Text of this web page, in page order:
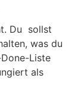
Du sollst
was du
Liste
als